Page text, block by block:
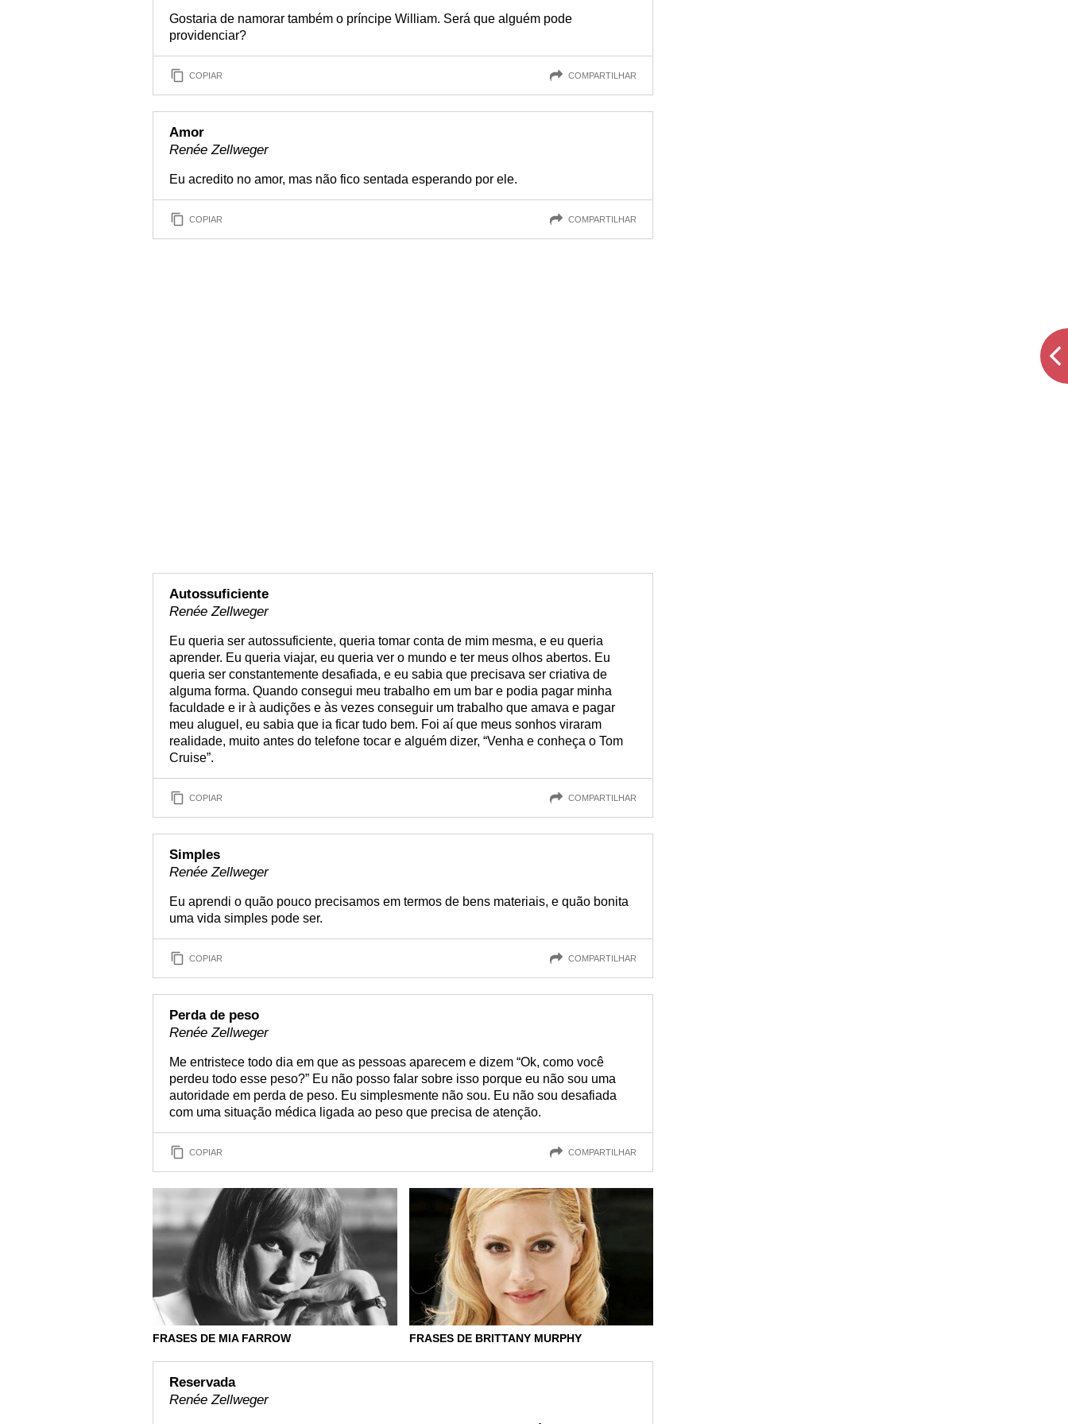
Gostaria de namorar também o príncipe William. Será que alguém pode
providenciar?
COPIAR COMPARTILHAR
Amor
Renée Zellweger
Eu acredito no amor, mas não fico sentada esperando por ele.
COPIAR COMPARTILHAR
Autossuficiente
Renée Zellweger
Eu queria ser autossuficiente, queria tomar conta de mim mesma, e eu queria
aprender. Eu queria viajar, eu queria ver o mundo e ter meus olhos abertos. Eu
queria ser constantemente desafiada, e eu sabia que precisava ser criativa de
alguma forma. Quando consegui meu trabalho em um bar e podia pagar minha
faculdade e ir à audições e às vezes conseguir um trabalho que amava e pagar
meu aluguel, eu sabia que ia ficar tudo bem. Foi aí que meus sonhos viraram
realidade, muito antes do telefone tocar e alguém dizer, “Venha e conheça o Tom
Cruise”.
COPIAR COMPARTILHAR
Simples
Renée Zellweger
Eu aprendi o quão pouco precisamos em termos de bens materiais, e quão bonita
uma vida simples pode ser.
COPIAR COMPARTILHAR
Perda de peso
Renée Zellweger
Me entristece todo dia em que as pessoas aparecem e dizem “Ok, como você
perdeu todo esse peso?” Eu não posso falar sobre isso porque eu não sou uma
autoridade em perda de peso. Eu simplesmente não sou. Eu não sou desafiada
com uma situação médica ligada ao peso que precisa de atenção.
COPIAR COMPARTILHAR
FRASES DE MIA FARROW FRASES DE BRITTANY MURPHY
Reservada
Renée Zellweger